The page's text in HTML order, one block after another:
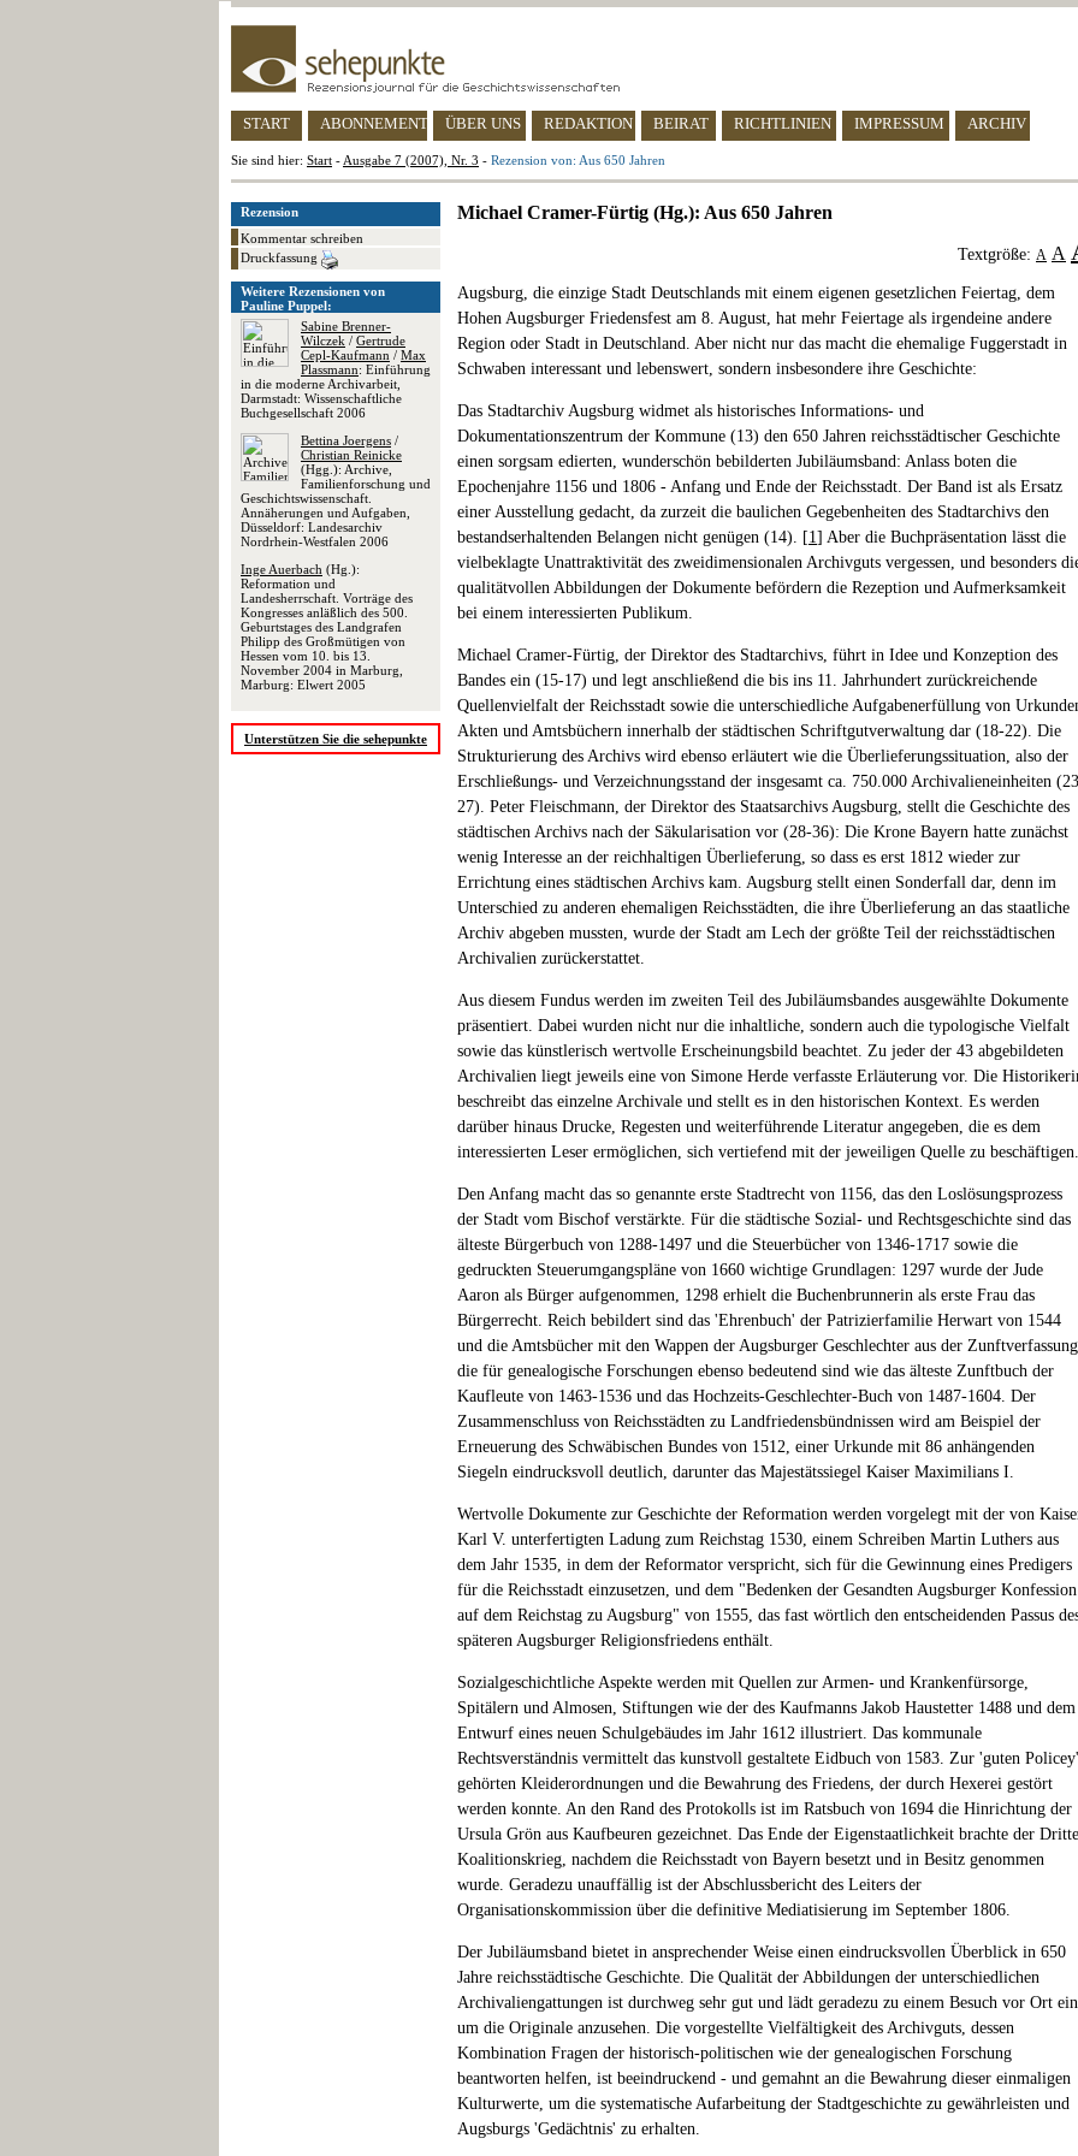
START ABONNEMENT ÜBER UNS REDAKTION BEIRAT RICHTLINIEN IMPRESSUM ARCHIV
Sie sind hier: Start - Ausgabe 7 (2007), Nr. 3 - Rezension von: Aus 650 Jahren
Rezension
Kommentar schreiben
Druckfassung
Weitere Rezensionen von
Pauline Puppel:
Sabine Brenner-
Wilczek / Gertrude
Cepl-Kaufmann / Max
Plassmann: Einführung
in die moderne Archivarbeit,
Darmstadt: Wissenschaftliche
Buchgesellschaft 2006
Bettina Joergens /
Christian Reinicke
(Hgg.): Archive,
Familienforschung und
Geschichtswissenschaft.
Annäherungen und Aufgaben,
Düsseldorf: Landesarchiv
Nordrhein-Westfalen 2006
Inge Auerbach (Hg.):
Reformation und
Landesherrschaft. Vorträge des
Kongresses anläßlich des 500.
Geburtstages des Landgrafen
Philipp des Großmütigen von
Hessen vom 10. bis 13.
November 2004 in Marburg,
Marburg: Elwert 2005
Unterstützen Sie die sehepunkte
Michael Cramer-Fürtig (Hg.): Aus 650 Jahren
Textgröße: A A
Augsburg, die einzige Stadt Deutschlands mit einem eigenen gesetzlichen Feiertag, dem
Hohen Augsburger Friedensfest am 8. August, hat mehr Feiertage als irgendeine andere
Region oder Stadt in Deutschland. Aber nicht nur das macht die ehemalige Fuggerstadt in
Schwaben interessant und lebenswert, sondern insbesondere ihre Geschichte:
Das Stadtarchiv Augsburg widmet als historisches Informations- und
Dokumentationszentrum der Kommune (13) den 650 Jahren reichsstädtischer Geschichte
einen sorgsam edierten, wunderschön bebilderten Jubiläumsband: Anlass boten die
Epochenjahre 1156 und 1806 - Anfang und Ende der Reichsstadt. Der Band ist als Ersatz
einer Ausstellung gedacht, da zurzeit die baulichen Gegebenheiten des Stadtarchivs den
bestandserhaltenden Belangen nicht genügen (14). [1] Aber die Buchpräsentation lässt die
vielbeklagte Unattraktivität des zweidimensionalen Archivguts vergessen, und besonders
qualitätvollen Abbildungen der Dokumente befördern die Rezeption und Aufmerksamkeit
bei einem interessierten Publikum.
Michael Cramer-Fürtig, der Direktor des Stadtarchivs, führt in Idee und Konzeption des
Bandes ein (15-17) und legt anschließend die bis ins 11. Jahrhundert zurückreichende
Quellenvielfalt der Reichsstadt sowie die unterschiedliche Aufgabenerfüllung von
Akten und Amtsbüchern innerhalb der städtischen Schriftgutverwaltung dar (18-22). Die
Strukturierung des Archivs wird ebenso erläutert wie die Überlieferungssituation, also der
Erschließungs- und Verzeichnungsstand der insgesamt ca. 750.000 Archivalieneinheiten
27). Peter Fleischmann, der Direktor des Staatsarchivs Augsburg, stellt die Geschichte des
städtischen Archivs nach der Säkularisation vor (28-36): Die Krone Bayern hatte zunächst
wenig Interesse an der reichhaltigen Überlieferung, so dass es erst 1812 wieder zur
Errichtung eines städtischen Archivs kam. Augsburg stellt einen Sonderfall dar, denn im
Unterschied zu anderen ehemaligen Reichsstädten, die ihre Überlieferung an das staatliche
Archiv abgeben mussten, wurde der Stadt am Lech der größte Teil der reichsstädtischen
Archivalien zurückerstattet.
Aus diesem Fundus werden im zweiten Teil des Jubiläumsbandes ausgewählte Dokumente
präsentiert. Dabei wurden nicht nur die inhaltliche, sondern auch die typologische Vielfalt
sowie das künstlerisch wertvolle Erscheinungsbild beachtet. Zu jeder der 43 abgebildeten
Archivalien liegt jeweils eine von Simone Herde verfasste Erläuterung vor. Die
beschreibt das einzelne Archivale und stellt es in den historischen Kontext. Es werden
darüber hinaus Drucke, Regesten und weiterführende Literatur angegeben, die es dem
interessierten Leser ermöglichen, sich vertiefend mit der jeweiligen Quelle zu beschäftigen.
Den Anfang macht das so genannte erste Stadtrecht von 1156, das den Loslösungsprozess
der Stadt vom Bischof verstärkte. Für die städtische Sozial- und Rechtsgeschichte sind das
älteste Bürgerbuch von 1288-1497 und die Steuerbücher von 1346-1717 sowie die
gedruckten Steuerumgangspläne von 1660 wichtige Grundlagen: 1297 wurde der Jude
Aaron als Bürger aufgenommen, 1298 erhielt die Buchenbrunnerin als erste Frau das
Bürgerrecht. Reich bebildert sind das 'Ehrenbuch' der Patrizierfamilie Herwart von 1544
und die Amtsbücher mit den Wappen der Augsburger Geschlechter aus der
die für genealogische Forschungen ebenso bedeutend sind wie das älteste Zunftbuch der
Kaufleute von 1463-1536 und das Hochzeits-Geschlechter-Buch von 1487-1604. Der
Zusammenschluss von Reichsstädten zu Landfriedensbündnissen wird am Beispiel der
Erneuerung des Schwäbischen Bundes von 1512, einer Urkunde mit 86 anhängenden
Siegeln eindrucksvoll deutlich, darunter das Majestätssiegel Kaiser Maximilians I.
Wertvolle Dokumente zur Geschichte der Reformation werden vorgelegt mit der von
Karl V. unterfertigten Ladung zum Reichstag 1530, einem Schreiben Martin Luthers aus
dem Jahr 1535, in dem der Reformator verspricht, sich für die Gewinnung eines Predigers
für die Reichsstadt einzusetzen, und dem "Bedenken der Gesandten Augsburger Konfession
auf dem Reichstag zu Augsburg" von 1555, das fast wörtlich den entscheidenden Passus
späteren Augsburger Religionsfriedens enthält.
Sozialgeschichtliche Aspekte werden mit Quellen zur Armen- und Krankenfürsorge,
Spitälern und Almosen, Stiftungen wie der des Kaufmanns Jakob Haustetter 1488 und dem
Entwurf eines neuen Schulgebäudes im Jahr 1612 illustriert. Das kommunale
Rechtsverständnis vermittelt das kunstvoll gestaltete Eidbuch von 1583. Zur 'guten Policey'
gehörten Kleiderordnungen und die Bewahrung des Friedens, der durch Hexerei gestört
werden konnte. An den Rand des Protokolls ist im Ratsbuch von 1694 die Hinrichtung der
Ursula Grön aus Kaufbeuren gezeichnet. Das Ende der Eigenstaatlichkeit brachte der Dritte
Koalitionskrieg, nachdem die Reichsstadt von Bayern besetzt und in Besitz genommen
wurde. Geradezu unauffällig ist der Abschlussbericht des Leiters der
Organisationskommission über die definitive Mediatisierung im September 1806.
Der Jubiläumsband bietet in ansprechender Weise einen eindrucksvollen Überblick in 650
Jahre reichsstädtische Geschichte. Die Qualität der Abbildungen der unterschiedlichen
Archivaliengattungen ist durchweg sehr gut und lädt geradezu zu einem Besuch vor Ort
um die Originale anzusehen. Die vorgestellte Vielfältigkeit des Archivguts, dessen
Kombination Fragen der historisch-politischen wie der genealogischen Forschung
beantworten helfen, ist beeindruckend - und gemahnt an die Bewahrung dieser einmaligen
Kulturwerte, um die systematische Aufarbeitung der Stadtgeschichte zu gewährleisten und
Augsburgs 'Gedächtnis' zu erhalten.